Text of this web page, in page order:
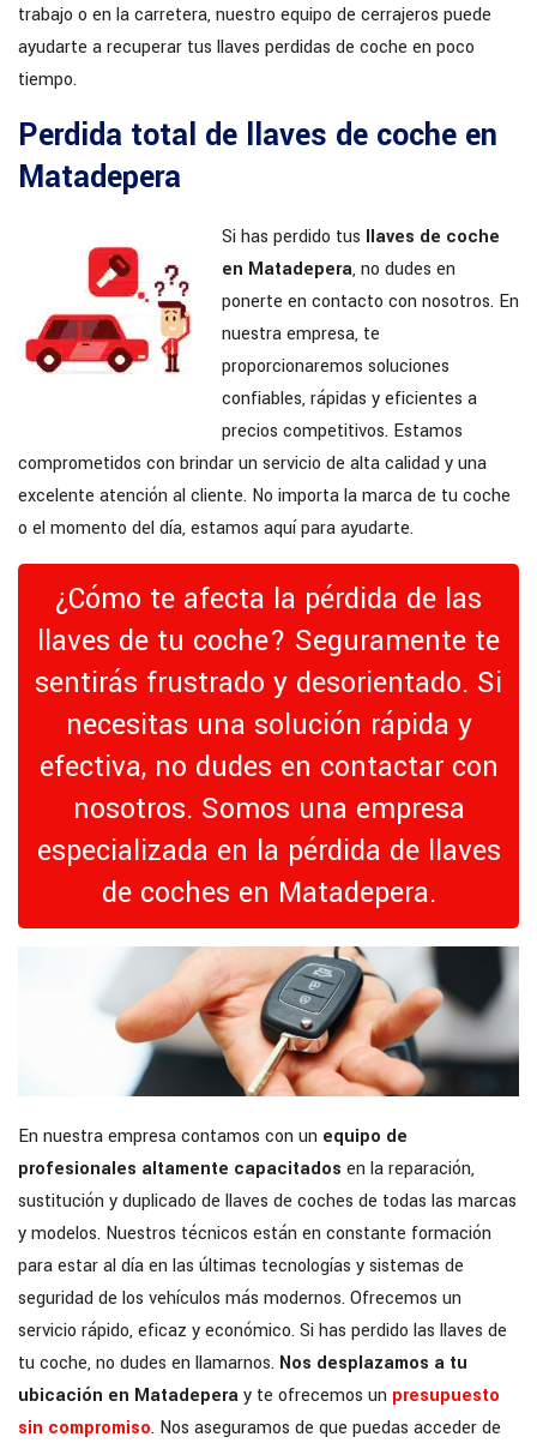
trabajo o en la carretera, nuestro equipo de cerrajeros puede
ayudarte a recuperar tus llaves perdidas de coche en poco
tiempo.
Perdida total de llaves de coche en
Matadepera
Si has perdido tus llaves de coche
en Matadepera, no dudes en
ponerte en contacto con nosotros. En
nuestra empresa, te
proporcionaremos soluciones
confiables, rápidas y eficientes a
precios competitivos. Estamos
comprometidos con brindar un servicio de alta calidad y una
excelente atención al cliente. No importa la marca de tu coche
o el momento del día, estamos aquí para ayudarte.
¿Cómo te afecta la pérdida de las
llaves de tu coche? Seguramente te
sentirás frustrado y desorientado. Si
necesitas una solución rápida y
efectiva, no dudes en contactar con
nosotros. Somos una empresa
especializada en la pérdida de llaves
de coches en Matadepera.
En nuestra empresa contamos con un equipo de
profesionales altamente capacitados en la reparación,
sustitución y duplicado de llaves de coches de todas las marcas
y modelos. Nuestros técnicos están en constante formación
para estar al día en las últimas tecnologías y sistemas de
seguridad de los vehículos más modernos. Ofrecemos un
servicio rápido, eficaz y económico. Si has perdido las llaves de
tu coche, no dudes en llamarnos. Nos desplazamos a tu
ubicación en Matadeperay te ofrecemos un presupuesto
sin compromiso. Nos aseguramos de que puedas acceder de